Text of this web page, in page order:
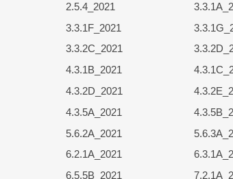
2.5.4_2021
3.3.1F_2021
3.3.2C_2021
4.3.1B_2021
4.3.2D_2021
4.3.5A_2021
5.6.2A_2021
6.2.1A_2021
6.5.5B_2021